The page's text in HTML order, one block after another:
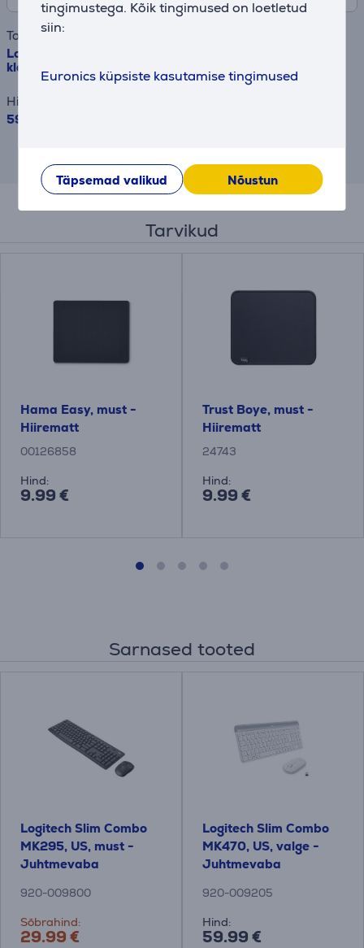
tingimustega. Kõik tingimused on loetletud
siin:
Euronics küpsiste kasutamise tingimused
Täpsemad valikud Nõustun
Toode
Logitech MK470 Slim Combo, US, must - Juhtmevaba
klaviatuur + hiir
Hind
59.99 €
pakutavatest tingimustest.
Tarvikud
Hama Easy, must -
Hiirematt
00126858
Hind:
9.99 €
Trust Boye, must -
Hiirematt
24743
Hind:
9.99 €
Sarnased tooted
Logitech Slim Combo
MK295, US, must -
Juhtmevaba
920-009800
Sõbrahind:
29.99 €
Logitech Slim Combo
MK470, US, valge -
Juhtmevaba
920-009205
Hind:
59.99 €